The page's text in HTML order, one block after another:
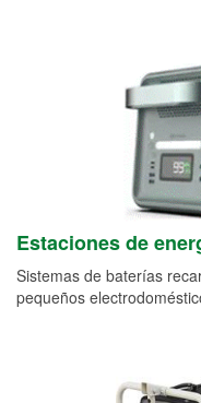
Estaciones de
Sistemas de baterías
pequeños